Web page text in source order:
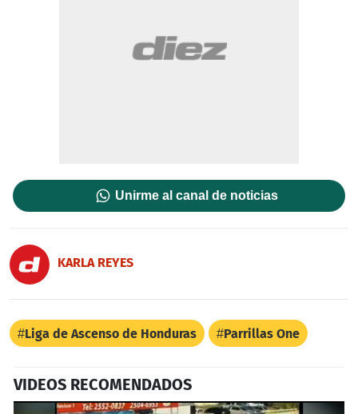
Unirme al canal de noticias
KARLA REYES
Liga de Ascenso de Honduras Parrillas One
VIDEOS RECOMENDADOS